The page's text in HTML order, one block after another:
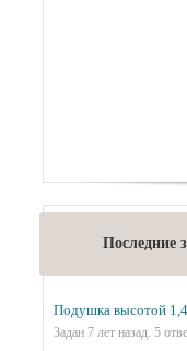
Последние
Подушка высотой
Задан 7 лет назад. 5